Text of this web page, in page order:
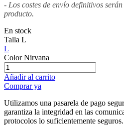
- Los costes de envío definitivos
producto.
En stock
Talla L
L
Color Nirvana
Añadir al carrito
Comprar ya
Utilizamos una pasarela de pago
garantiza la integridad en las
protocolos lo suficientemente seguros.